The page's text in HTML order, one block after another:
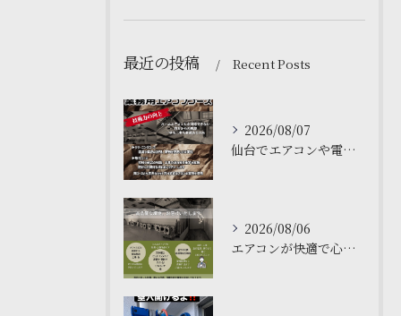
最近の投稿 Recent Posts
2026/08/07
仙台でエアコンや電気工事について学ぶなら、私たちの塾がおすす...
2026/08/06
エアコンが快適で心地よい空間を作ります❄️